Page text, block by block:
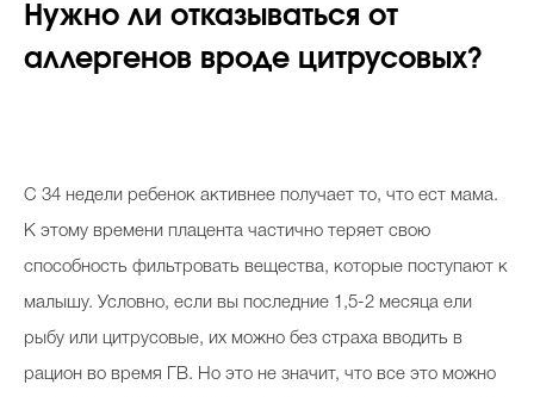
Нужно ли отказываться от
аллергенов вроде цитрусовых?
С 34 недели ребенок активнее получает то, что ест мама.
К этому времени плацента частично теряет свою
способность фильтровать вещества, которые поступают к
малышу. Условно, если вы последние 1,5-2 месяца ели
рыбу или цитрусовые, их можно без страха вводить в
рацион во время ГВ. Но это не значит, что все это можно